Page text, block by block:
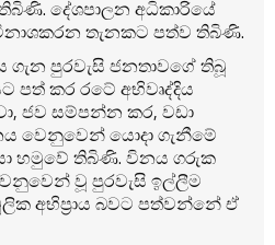
දේශපාලන අධිකාරියේ
තැනකට පත්ව තිබිණි.
ගැන පුරවැසි ජනතාවගේ තිබූ
පත් කර රටේ අභිවෘද්දිය
ජව සම්පන්න කර, වඩා
වෙනුවෙන් යොදා ගැනීමේ
හමුවේ තිබිණි. විනය ගරුක
වූ පුරවැසි ඉල්ලීම
අභිප්‍රාය බවට පත්වන්නේ ඒ